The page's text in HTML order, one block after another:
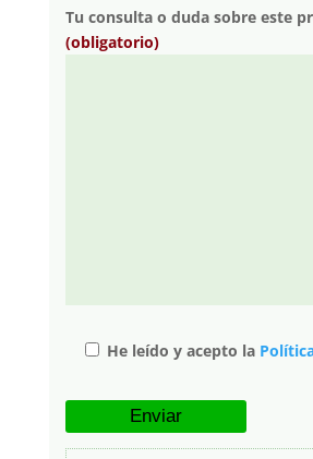
Tu consulta o duda sobre este
(obligatorio)
He leído y acepto la